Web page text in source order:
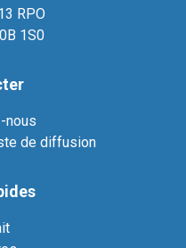
RPO
1S0
nous
de diffusion